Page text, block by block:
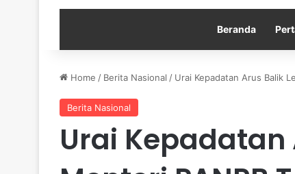
Beranda
Home / Berita Nasional / Urai Kepadatan Arus Balik
Berita Nasional
Urai Kepadatan